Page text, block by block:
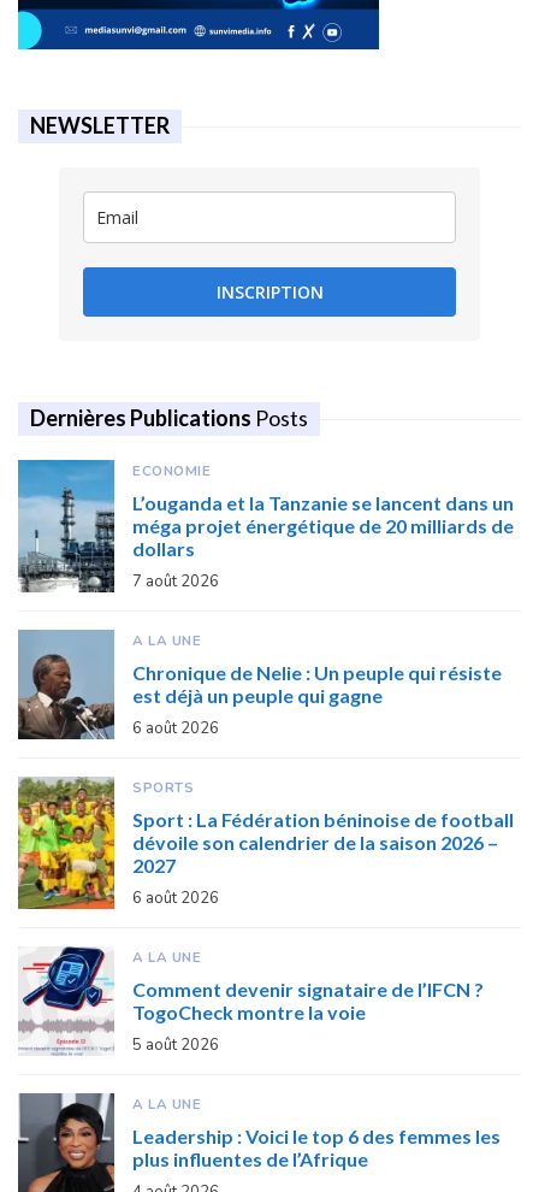
NEWSLETTER
INSCRIPTION
Dernières Publications Posts
ECONOMIE
L’ouganda et la Tanzanie se lancent dans un
méga projet énergétique de 20 milliards de
dollars
7 août 2026
A LA UNE
Chronique de Nelie : Un peuple qui résiste
est déjà un peuple qui gagne
6 août 2026
SPORTS
Sport : La Fédération béninoise de football
dévoile son calendrier de la saison 2026 –
2027
6 août 2026
A LA UNE
Comment devenir signataire de l’IFCN ?
TogoCheck montre la voie
5 août 2026
A LA UNE
Leadership : Voici le top 6 des femmes les
plus influentes de l’Afrique